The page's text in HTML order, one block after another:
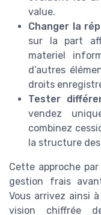
value.
Changer la
sur la part
materiel
d’autres
droits
Tester
vendez
combinez
la structure
Cette approche
gestion frais
Vous arrivez ainsi
vision chiffrée